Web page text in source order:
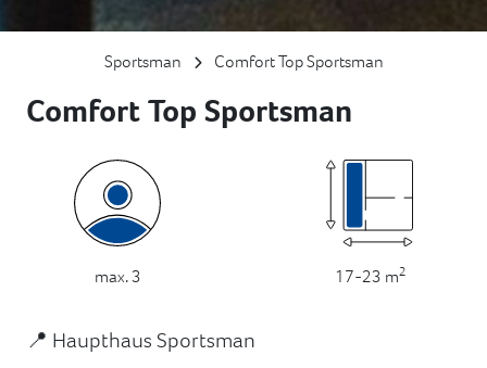
Sportsman Comfort Top Sportsman
Comfort Top Sportsman
max. 3 17-23 m2
📍 Haupthaus Sportsman